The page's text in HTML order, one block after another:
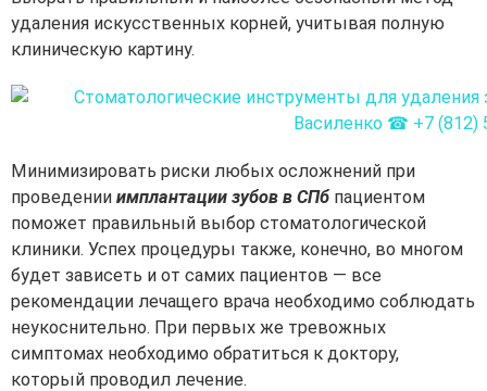
удаления искусственных корней, учитывая полную
клиническую картину.
Минимизировать риски любых осложнений при
проведении имплантации зубов в СПб пациентом
поможет правильный выбор стоматологической
клиники. Успех процедуры также, конечно, во многом
будет зависеть и от самих пациентов — все
рекомендации лечащего врача необходимо соблюдать
неукоснительно. При первых же тревожных
симптомах необходимо обратиться к доктору,
который проводил лечение.